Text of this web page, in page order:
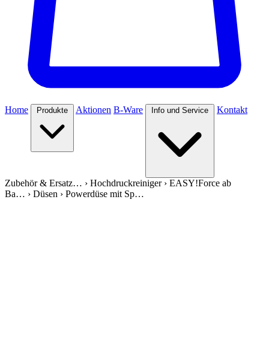
Home Produkte Aktionen B-Ware Info und Service Kontakt
Zubehör & Ersatz… › Hochdruckreiniger› EASY!Force ab
Ba… › Düsen › Powerdüse mit Sp…